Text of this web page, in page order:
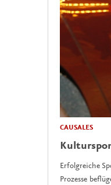
CAUSALES
Erfolgreiche
Prozesse